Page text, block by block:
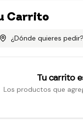
Carrito
¿Dónde quieres pedir?
Tu carrito
Los productos que